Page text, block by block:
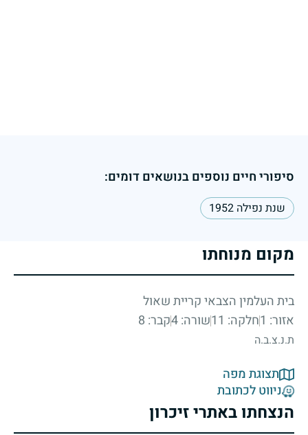
סיפורי חיים נוספים בנושאים דומים:
שנת נפילה 1952
מקום מנוחתו
בית העלמין הצבאי קריית שאול
אזור: 1
חלקה: 11 שורה: 4 קבר: 8
ת.נ.צ.ב.ה
תצוגת מפה
ניווט לכתובת
הנצחתו באתרי זיכרון